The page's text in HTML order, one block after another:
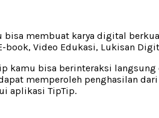
bisa membuat karya digital
book, Video Edukasi, Lukisan
kamu bisa berinteraksi
memperoleh penghasilan
aplikasi TipTip.